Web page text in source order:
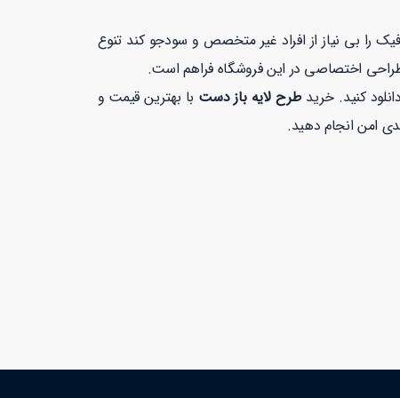
را بی نیاز از افراد غیر متخصص و سودجو کند تنوع
اختصاصی در این فروشگاه فراهم است.
کنید. خریدطرح لایه باز دست با بهترین قیمت و
امن انجام دهید.